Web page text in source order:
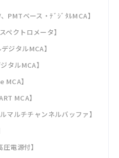
ベース・ﾃﾞｼﾞﾀﾙMCA】
クトロメータ】
ジタルMCA】
ルMCA】
】
MCA】
ルチチャンネルバッファ】
電源付】